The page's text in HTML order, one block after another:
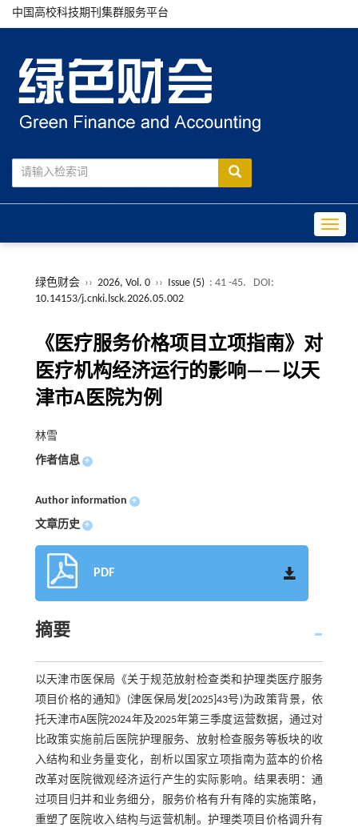
中国高校科技期刊集群服务平台
绿色财会 ›› 2026, Vol. 0 ›› Issue (5) : 41 -45.
DOI:
10.14153/j.cnki.lsck.2026.05.002
《医疗服务价格项目立项指南》对
医疗机构经济运行的影响——以天
津市A医院为例
林雪
作者信息 +
Author information +
文章历史 +
PDF
摘要
以天津市医保局《关于规范放射检查类和护理类医疗服务
项目价格的通知》(津医保局发[2025]43号)为政策背景，依
托天津市A医院2024年及2025年第三季度运营数据，通过对
比政策实施前后医院护理服务、放射检查服务等板块的收
入结构和业务量变化，剖析以国家立项指南为蓝本的价格
改革对医院微观经济运行产生的实际影响。结果表明：通
过项目归并和业务细分，服务价格有升有降的实施策略，
重塑了医院收入结构与运营机制。护理类项目价格调升有